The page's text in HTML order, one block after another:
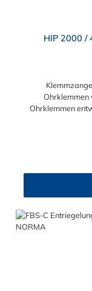
HIP 2000 /
Ohrklemmen
Ohrklemmen
Ohrklemme
hochwertig,